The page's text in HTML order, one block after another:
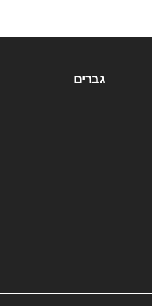
גברים